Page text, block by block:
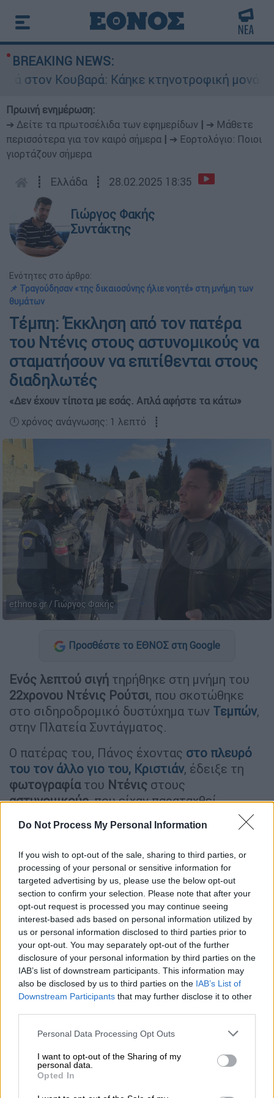
Do Not Process My Personal Information
If you wish to opt-out of the sale, sharing to third parties, or
processing of your personal or sensitive information for
targeted advertising by us, please use the below opt-out
section to confirm your selection. Please note that after your
opt-out request is processed you may continue seeing
interest-based ads based on personal information utilized by
us or personal information disclosed to third parties prior to
your opt-out. You may separately opt-out of the further
disclosure of your personal information by third parties on the
IAB’s list of downstream participants. This information may
also be disclosed by us to third parties on the IAB’s List of
Downstream Participants that may further disclose it to other
Please note that this website/app uses one or more Google
not limited to your visit or usage behaviour. You may click to
grant or deny consent to Google and its third-party tags to
use your data for below specified purposes in below Google
consent section.
Personal Data Processing Opt Outs
I want to opt-out of the Sharing of my
personal data.
Opted In
BREAKING NEWS:
Κουβαρά: Κάηκε κτηνοτροφική μονάδα -
Πρωινή ενημέρωση:
➔ Δείτε τα πρωτοσέλιδα των εφημερίδων
➔ Μάθετε
περισσότερα για τον καιρό σήμερα
➔ Εορτολόγιο: Ποιοι
γιορτάζουν σήμερα
┋ Ελλάδα ┋ 28.02.2025 18:35
Γιώργος Φακής
Συντάκτης
Ενότητες στο άρθρο:
📌 Τραγούδησαν «της δικαιοσύνης ήλιε νοητέ» στη μνήμη των
θυμάτων
Τέμπη: Έκκληση από τον πατέρα
του Ντένις στους αστυνομικούς να
σταματήσουν να επιτίθενται στους
διαδηλωτές
«Δεν έχουν τίποτα με εσάς. Απλά αφήστε τα κάτω»
🕛 χρόνος ανάγνωσης: 1 λεπτό ┋
ethnos.gr / Γιώργος Φακής
Προσθέστε το ΕΘΝΟΣ στη Google
Ενός λεπτού σιγή τηρήθηκε στη μνήμη του
22χρονου Ντένις Ρούτσι, που σκοτώθηκε
στο σιδηροδρομικό δυστύχημα των Τεμπών,
στην Πλατεία Συντάγματος.
Ο πατέρας του, Πάνος έχοντας στο πλευρό
του τον άλλο γιο του, Κριστιάν, έδειξε τη
φωτογραφίατου Ντένις στους
αστυνομικούς, που είχαν παραταχθεί
πλήθος φώναζε « δικαιοσύνη».
ΔΙΑΒΑΣΤΕ ΕΠΙΣΗΣ
Ελλάδα|28.02.2025 16:53
Βίντεο: Η στιγμή που η αστυνομία με